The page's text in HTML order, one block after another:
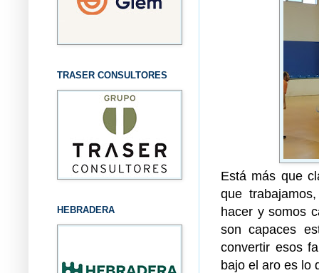
Está más que
que
hacer y somos
son capaces
convertir esos
bajo el aro es lo
TRASER CONSULTORES
HEBRADERA